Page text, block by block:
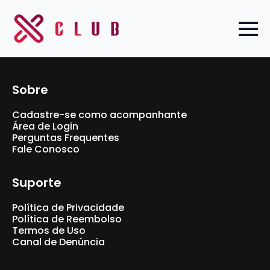
Sobre
Cadastre-se como acompanhante
Área de Login
Perguntas Frequentes
Fale Conosco
Suporte
Política de Privacidade
Política de Reembolso
Termos de Uso
Canal de Denúncia